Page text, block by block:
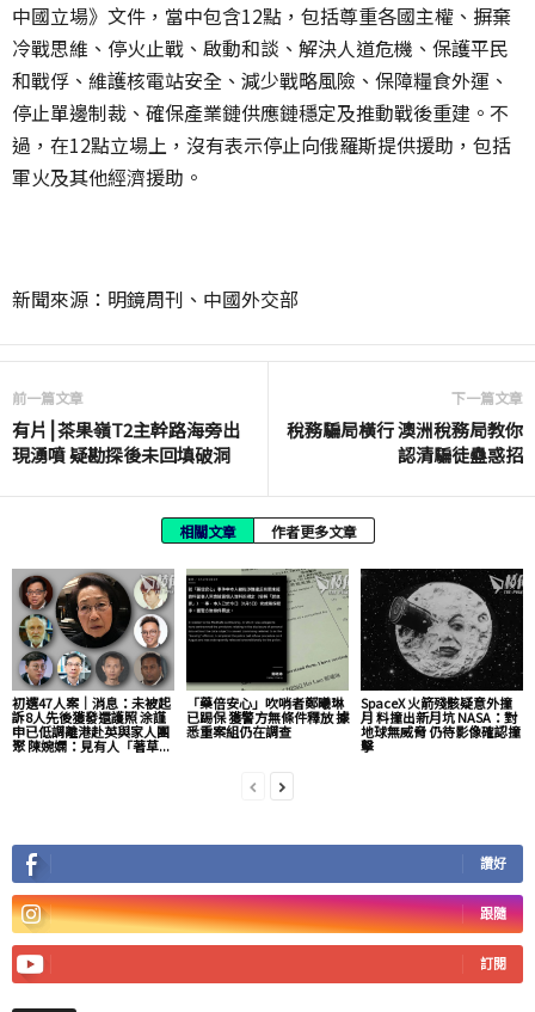
中國立場》文件，當中包含12點，包括尊重各國主權、摒棄
冷戰思維、停火止戰、啟動和談、解決人道危機、保護平民
和戰俘、維護核電站安全、減少戰略風險、保障糧食外運、
停止單邊制裁、確保產業鏈供應鏈穩定及推動戰後重建。不
過，在12點立場上，沒有表示停止向俄羅斯提供援助，包括
軍火及其他經濟援助。
新聞來源：明鏡周刊、中國外交部
前一篇文章
有片⎮茶果嶺T2主幹路海旁出
現湧噴 疑勘探後未回填破洞
下一篇文章
稅務騙局橫行 澳洲稅務局教你
認清騙徒蠱惑招
相關文章 作者更多文章
初選47人案｜消息：未被起
訴8人先後獲發還護照 涂謹
申已低調離港赴英與家人團
聚 陳婉嫻：見有人「著草...
「藥倍安心」吹哨者鄭曦琳
已踢保 獲警方無條件釋放 據
悉重案組仍在調查
SpaceX 火箭殘骸疑意外撞
月 料撞出新月坑 NASA：對
地球無威脅 仍待影像確認撞
擊
讚好
跟隨
訂閱